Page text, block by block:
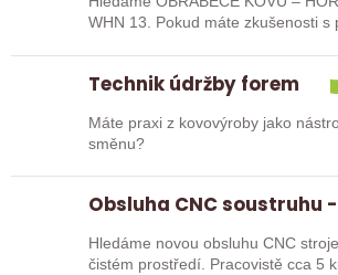
WHN 13. Pokud máte zkušenosti
Technik údržby forem
Máte praxi z kovovýroby jako
směnu?
Obsluha CNC soustruhu
Hledáme novou obsluhu CNC
čistém prostředí. Pracovistě cca 5